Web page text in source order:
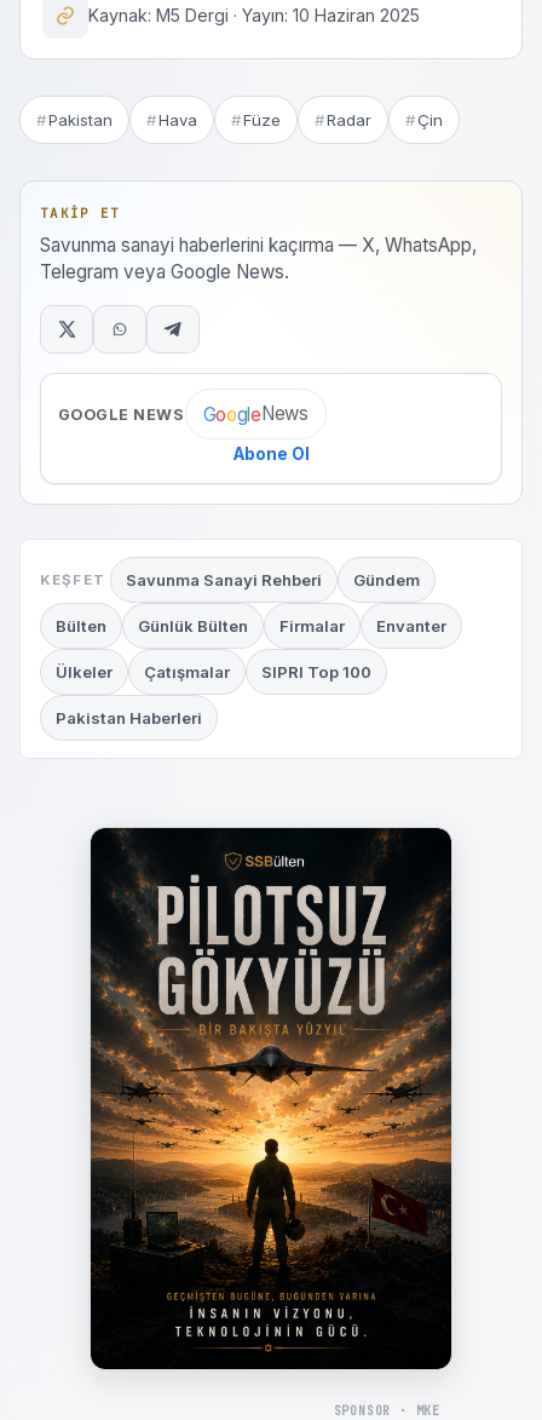
Kaynak: M5 Dergi · Yayın: 10 Haziran 2025
Pakistan Hava Füze Radar Çin
TAKIP ET
Savunma sanayi haberlerini kaçırma — X, WhatsApp,
Telegram veya Google News.
GOOGLE NEWS GoogleNews
Abone Ol
KEŞFET Savunma Sanayi Rehberi Gündem
Bülten Günlük Bülten Firmalar Envanter
Ülkeler Çatışmalar SIPRI Top 100
Pakistan Haberleri
SPONSOR · MKE